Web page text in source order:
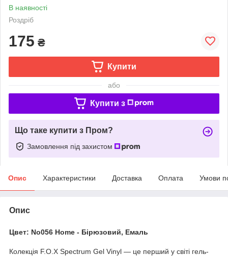
В наявності
Роздріб
175 ₴
Купити
або
Купити з
Що таке купити з Пром?
Замовлення під захистом
Опис Характеристики Доставка Оплата Умови
Опис
Цвет: No056 Home - Бірюзовий, Емаль
Колекція F.O.X Spectrum Gel Vinyl — це перший у світі гель-